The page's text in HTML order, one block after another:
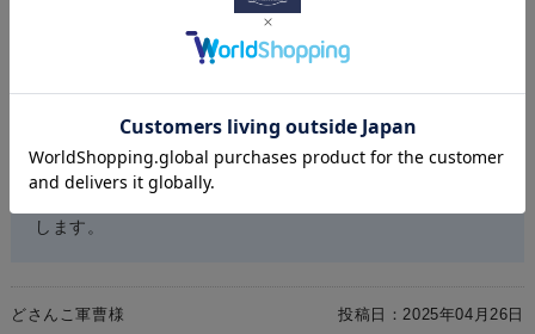
こと、大変嬉しく存じます。
これからご使用いただく中で、撥水効果をしっかり実感い
今後とも当社製品をご愛顧賜りますようよろしくお願い致
します。
どさんこ軍曹様 投稿日：2025年04月26日